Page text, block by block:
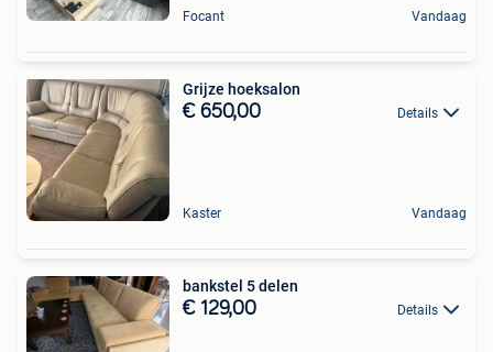
Focant Vandaag
Grijze hoeksalon
€ 650,00 Details
Kaster Vandaag
bankstel 5 delen
€ 129,00 Details